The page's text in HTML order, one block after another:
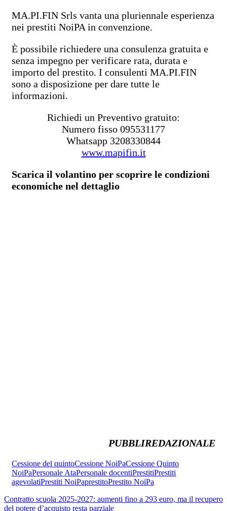
MA.PI.FIN Srls vanta una pluriennale esperienza
nei prestiti NoiPA in convenzione.
È possibile richiedere una consulenza gratuita e
senza impegno per verificare rata, durata e
importo del prestito. I consulenti MA.PI.FIN
sono a disposizione per dare tutte le
informazioni.
Richiedi un Preventivo gratuito:
Numero fisso 095531177
Whatsapp 3208330844
www.mapifin.it
Scarica il volantino per scoprire le condizioni
economiche nel dettaglio
PUBBLIREDAZIONALE
Cessione del quintoCessione NoiPaCessione Quinto
NoiPaPersonale AtaPersonale docentiPrestitiPrestiti
agevolatiPrestiti NoiPaprestitoPrestito NoiPa
Contratto scuola 2025-2027: aumenti fino a 293 euro, ma il recupero
del potere d’acquisto resta parziale